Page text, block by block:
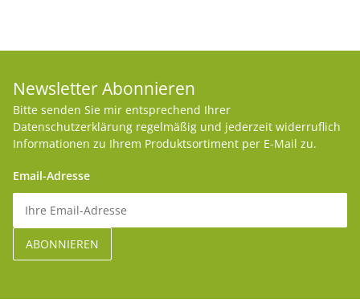
Newsletter Abonnieren
Bitte senden Sie mir entsprechend Ihrer
Datenschutzerklärung regelmäßig und jederzeit widerruflich
Informationen zu Ihrem Produktsortiment per E-Mail zu.
Email-Adresse